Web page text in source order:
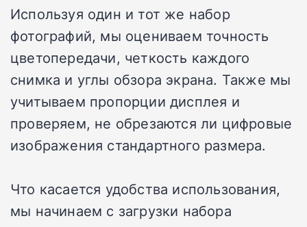
Используя один и тот же набор
фотографий, мы оцениваем точность
цветопередачи, четкость каждого
снимка и углы обзора экрана. Также мы
учитываем пропорции дисплея и
проверяем, не обрезаются ли цифровые
изображения стандартного размера.
Что касается удобства использования,
мы начинаем с загрузки набора